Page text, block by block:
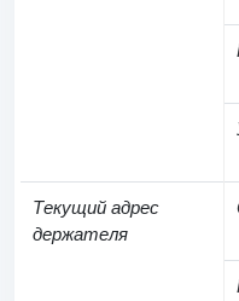
Текущий адрес
держателя